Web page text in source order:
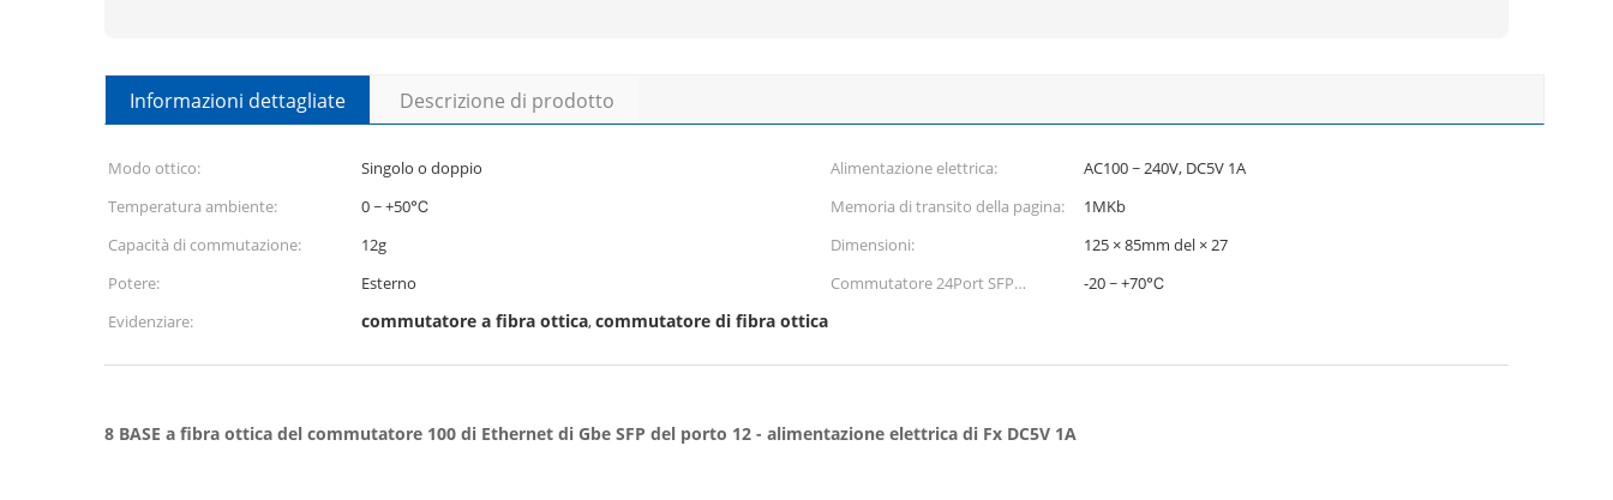
Informazioni dettagliate Descrizione di prodotto
Modo ottico: Singolo o doppio Alimentazione elettrica:
AC100 ~ 240V, DC5V 1A
Temperatura ambiente:
0 ~ +50℃ Memoria di transito della pagina:
1MKb
Capacità di commutazione:
12g Dimensioni:
125 × 85mm del × 27
Potere:
Esterno
Commutatore 24Port SFP
-20 ~ +70℃
Evidenziare:
commutatore a fibra ottica,commutatore di fibra ottica
8 BASE a fibra ottica del commutatore 100 di Ethernet di Gbe SFP del porto 12 - alimentazione elettrica di Fx DC5V 1A